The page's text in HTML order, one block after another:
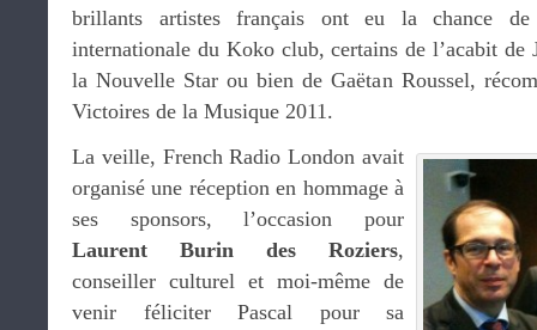
brillants artistes français ont eu la chance
internationale du Koko club, certains de l’acabit de
la Nouvelle Star ou bien de Gaëtan Roussel,
Victoires de la Musique 2011.
La veille, French Radio London avait
organisé une réception en hommage à
ses sponsors, l’occasion pour
Laurent Burin des Roziers,
conseiller culturel et moi-même de
venir féliciter Pascal pour sa